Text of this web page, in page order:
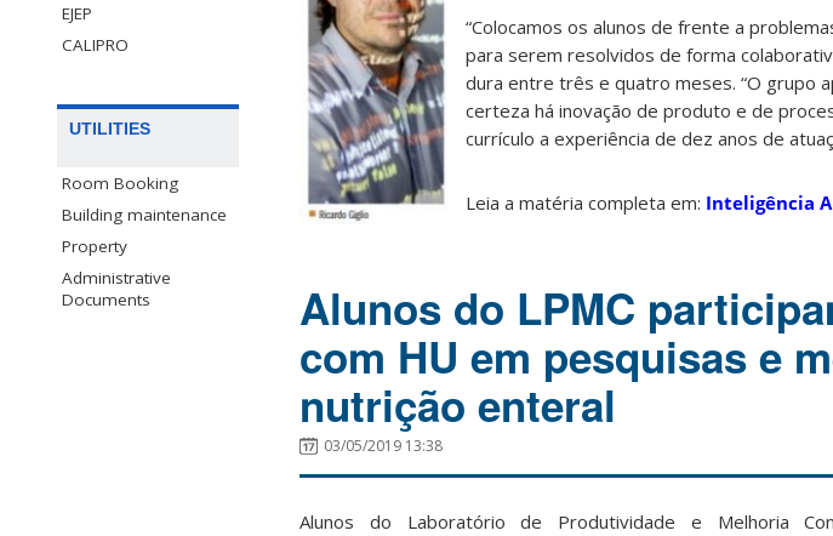
EJEP
CALIPRO
UTILITIES
Room Booking
Building maintenance
Property
Administrative
Documents
“Colocamos os alunos de frente a
para serem resolvidos de forma
dura entre três e quatro meses. “O grupo
certeza há inovação de produto e de
currículo a experiência de dez anos de
Leia a matéria completa em: Inteligência
Alunos do LPMC
com HU em pesquisas e
nutrição enteral
03/05/2019 13:38
Alunos do Laboratório de Produtividade e Melhoria